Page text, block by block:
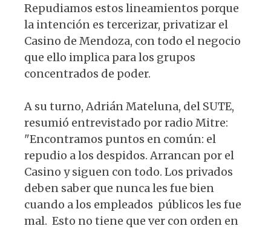
Repudiamos estos lineamientos porque
la intención es tercerizar, privatizar el
Casino de Mendoza, con todo el negocio
que ello implica para los grupos
concentrados de poder.
A su turno, Adrián Mateluna, del SUTE,
resumió entrevistado por radio Mitre:
"Encontramos puntos en común: el
repudio a los despidos. Arrancan por el
Casino y siguen con todo. Los privados
deben saber que nunca les fue bien
cuando a los empleados públicos les fue
mal. Esto no tiene que ver con orden en